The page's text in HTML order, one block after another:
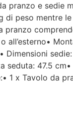
pranzo e sedie
peso mentre
pranzo
all’esterno•
Dimensioni
seduta: 47.5
1 x Tavolo da